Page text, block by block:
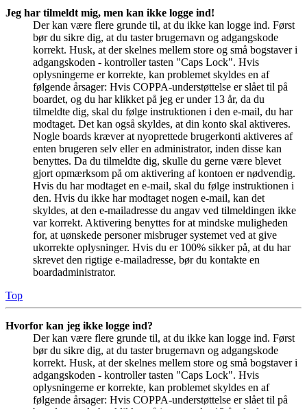
Jeg har tilmeldt mig, men kan ikke logge ind!
Der kan være flere grunde til, at du ikke kan logge ind. Først
bør du sikre dig, at du taster brugernavn og adgangskode
korrekt. Husk, at der skelnes mellem store og små bogstaver i
adgangskoden - kontroller tasten "Caps Lock". Hvis
oplysningerne er korrekte, kan problemet skyldes en af
følgende årsager: Hvis COPPA-understøttelse er slået til på
boardet, og du har klikket på jeg er under 13 år, da du
tilmeldte dig, skal du følge instruktionen i den e-mail, du har
modtaget. Det kan også skyldes, at din konto skal aktiveres.
Nogle boards kræver at nyoprettede brugerkonti aktiveres af
enten brugeren selv eller en administrator, inden disse kan
benyttes. Da du tilmeldte dig, skulle du gerne være blevet
gjort opmærksom på om aktivering af kontoen er nødvendig.
Hvis du har modtaget en e-mail, skal du følge instruktionen i
den. Hvis du ikke har modtaget nogen e-mail, kan det
skyldes, at den e-mailadresse du angav ved tilmeldingen ikke
var korrekt. Aktivering benyttes for at mindske muligheden
for, at uønskede personer misbruger systemet ved at give
ukorrekte oplysninger. Hvis du er 100% sikker på, at du har
skrevet den rigtige e-mailadresse, bør du kontakte en
boardadministrator.
Top
Hvorfor kan jeg ikke logge ind?
Der kan være flere grunde til, at du ikke kan logge ind. Først
bør du sikre dig, at du taster brugernavn og adgangskode
korrekt. Husk, at der skelnes mellem store og små bogstaver i
adgangskoden - kontroller tasten "Caps Lock". Hvis
oplysningerne er korrekte, kan problemet skyldes en af
følgende årsager: Hvis COPPA-understøttelse er slået til på